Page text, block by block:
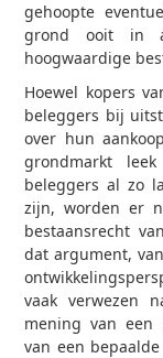
gehoopte
grond ooit in
hoogwaardige
Hoewel kopers
beleggers bij
over hun
grondmarkt
beleggers al zo
zijn, worden er
bestaansrecht
dat argument,
vaak verwezen
mening van een
van een